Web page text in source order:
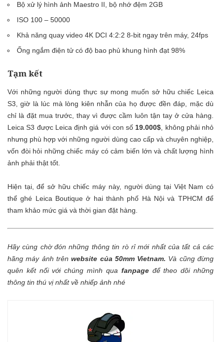
Bộ xử lý hình ảnh Maestro II, bộ nhớ đệm 2GB
ISO 100 – 50000
Khả năng quay video 4K DCI 4:2:2 8-bit ngay trên máy, 24fps
Ống ngắm điện tử có độ bao phủ khung hình đạt 98%
Tạm kết
Với những người dùng thực sự mong muốn sở hữu chiếc Leica
S3, giờ là lúc mà lòng kiên nhẫn của họ được đền đáp, mặc dù
chỉ là đặt mua trước, thay vì được cầm luôn tận tay ở cửa hàng.
Leica S3 được Leica định giá với con số19.000$, không phải nhỏ
nhưng phù hợp với những người dùng cao cấp và chuyên nghiệp,
vốn đòi hỏi những chiếc máy có cảm biến lớn và chất lượng hình
ảnh phải thật tốt.
Hiện tại, để sở hữu chiếc máy này, người dùng tại Việt Nam có
thể ghé Leica Boutique ở hai thành phố Hà Nội và TPHCM để
tham khảo mức giá và thời gian đặt hàng.
Hãy cùng chờ đón những thông tin rò rỉ mới nhất của tất cả các
hãng máy ảnh trên website của 50mm Vietnam. Và cũng đừng
quên kết nối với chúng mình qua fanpageđể theo dõi những
thông tin thú vị nhất về nhiếp ảnh nhé